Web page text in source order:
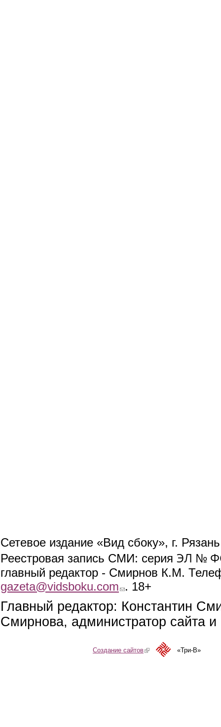
Сетевое издание «Вид сбоку», г.
Реестровая запись СМИ: серия ЭЛ №
главный редактор - Смирнов К.М.
gazeta@vidsboku.com (link sends e-mail)
. 18+
Главный редактор: Константин
Смирнова, администратор сайта
Создание сайтов(link is external)«Три-В»